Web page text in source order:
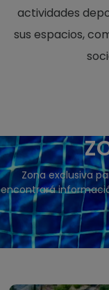
actividades
sus espacios,
Zona exclusiva
encontrará